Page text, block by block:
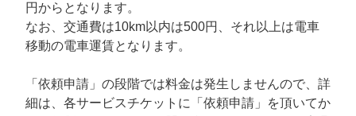
円からとなります。
なお、交通費は10km以内は500円、それ以上は電車
移動の電車運賃となります。
「依頼申請」の段階では料金は発生しませんので、詳
細は、各サービスチケットに「依頼申請」を頂いてか